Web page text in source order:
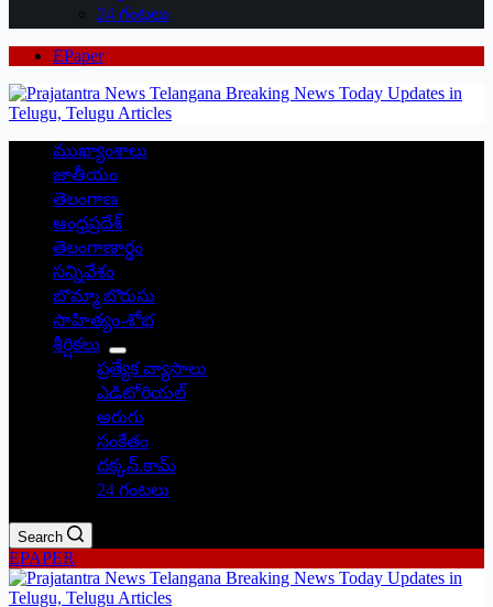
24 గంటలు
EPaper
ముఖ్యాంశాలు
జాతీయం
తెలంగాణ
ఆంధ్రప్రదేశ్
తెలంగాణార్థం
సన్నివేశం
బొమ్మా బొరుసు
సాహిత్యం-శోభ
శీర్షికలు
ప్రత్యేక వ్యాసాలు
ఎడిటోరియల్
అరుగు
సంకేతం
దక్కన్.కామ్
24 గంటలు
Search
EPAPER